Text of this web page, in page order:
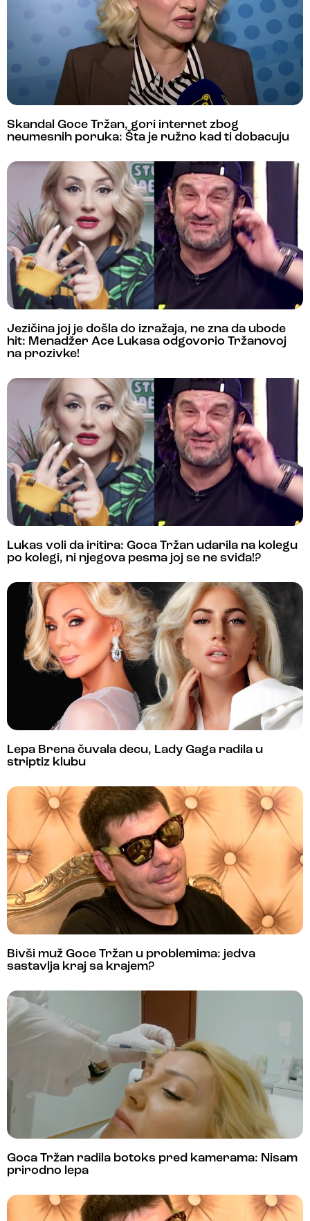
Skandal Goce Tržan, gori internet zbog
neumesnih poruka: Šta je ružno kad ti dobacuju
Jezičina joj je došla do izražaja, ne zna da ubode
hit: Menadžer Ace Lukasa odgovorio Tržanovoj
na prozivke!
Lukas voli da iritira: Goca Tržan udarila na kolegu
po kolegi, ni njegova pesma joj se ne sviđa!?
Lepa Brena čuvala decu, Lady Gaga radila u
striptiz klubu
Bivši muž Goce Tržan u problemima: jedva
sastavlja kraj sa krajem?
Goca Tržan radila botoks pred kamerama: Nisam
prirodno lepa